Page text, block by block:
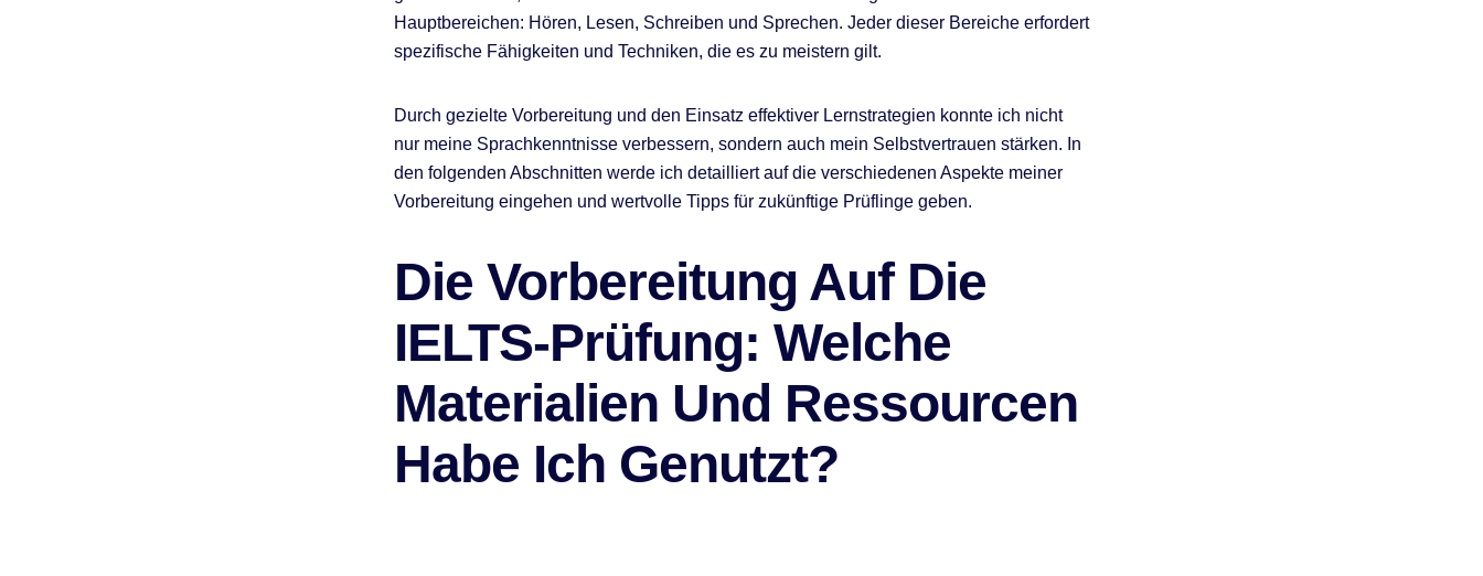
Hauptbereichen: Hören, Lesen, Schreiben und Sprechen. Jeder dieser Bereiche erfordert
spezifische Fähigkeiten und Techniken, die es zu meistern gilt.
Durch gezielte Vorbereitung und den Einsatz effektiver Lernstrategien konnte ich nicht
nur meine Sprachkenntnisse verbessern, sondern auch mein Selbstvertrauen stärken. In
den folgenden Abschnitten werde ich detailliert auf die verschiedenen Aspekte meiner
Vorbereitung eingehen und wertvolle Tipps für zukünftige Prüflinge geben.
Die Vorbereitung Auf Die
IELTS-Prüfung: Welche
Materialien Und Ressourcen
Habe Ich Genutzt?